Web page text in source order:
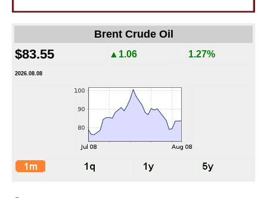
Brent Crude Oil
$83.55 ▲1.06 1.27%
2026.08.08
-